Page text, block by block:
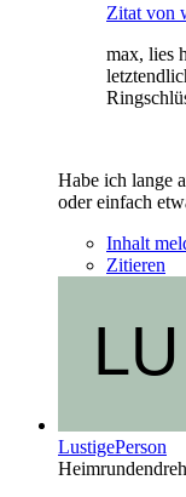
Zitat von
max, lies
Habe ich lange
oder einfach
Inhalt
Zitieren
LustigePerson